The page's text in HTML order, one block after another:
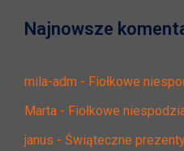
Najnowsze
mila-adm - Fiołkowe
Marta - Fiołkowe
janus - Świąteczne